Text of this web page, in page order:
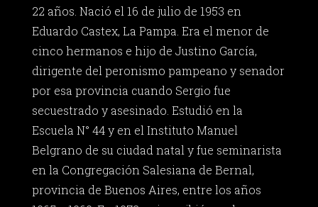
22 años. Nació el 16 de julio de 1953 en
Eduardo Castex, La Pampa. Era el menor de
cinco hermanos e hijo de Justino García,
dirigente del peronismo pampeano y senador
por esa provincia cuando Sergio fue
secuestrado y asesinado. Estudió en la
Escuela N° 44 y en el Instituto Manuel
Belgrano de su ciudad natal y fue seminarista
en la Congregación Salesiana de Bernal,
provincia de Buenos Aires, entre los años